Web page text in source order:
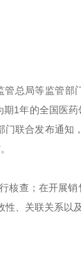
总局等监管部
1年的全国医
联合发布通知
核查；在开展
、关联关系以